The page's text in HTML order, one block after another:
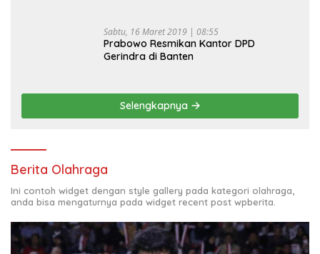
Sabtu, 16 Maret 2019 | 08:55
Prabowo Resmikan Kantor DPD
Gerindra di Banten
Selengkapnya
Berita Olahraga
Ini contoh widget dengan style gallery pada kategori olahraga,
anda bisa mengaturnya pada widget recent post wpberita.